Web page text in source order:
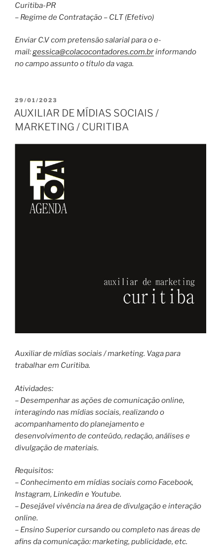
Curitiba-PR
– Regime de Contratação – CLT (Efetivo)
Enviar C.V com pretensão salarial para o e-
mail:gessica@colacocontadores.com.brinformando
no campo assunto o título da vaga.
PUBLICADO
EM
29/01/2023
AUXILIAR DE MÍDIAS SOCIAIS /
MARKETING / CURITIBA
Auxiliar de mídias sociais / marketing. Vaga para
trabalhar em Curitiba.
Atividades:
– Desempenhar as ações de comunicação online,
interagindo nas mídias sociais, realizando o
acompanhamento do planejamento e
desenvolvimento de conteúdo, redação, análises e
divulgação de materiais.
Requisitos:
– Conhecimento em mídias sociais como Facebook,
Instagram, Linkedin e Youtube.
– Desejável vivência na área de divulgação e interação
online.
– Ensino Superior cursando ou completo nas áreas de
afins da comunicação: marketing, publicidade, etc.